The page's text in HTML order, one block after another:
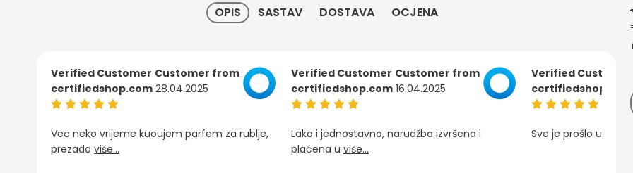
OPIS SASTAV DOSTAVA OCJENA
Verified Customer Customer from
certifiedshop.com 28.04.2025
Vec neko vrijeme kuoujem parfem za rublje,
prezado više...
Verified Customer Customer from
certifiedshop.com 16.04.2025
Lako i jednostavno, narudžba izvršena i
plaćena u više...
Verified Customer
certifiedshop.com
Sve je prošlo u